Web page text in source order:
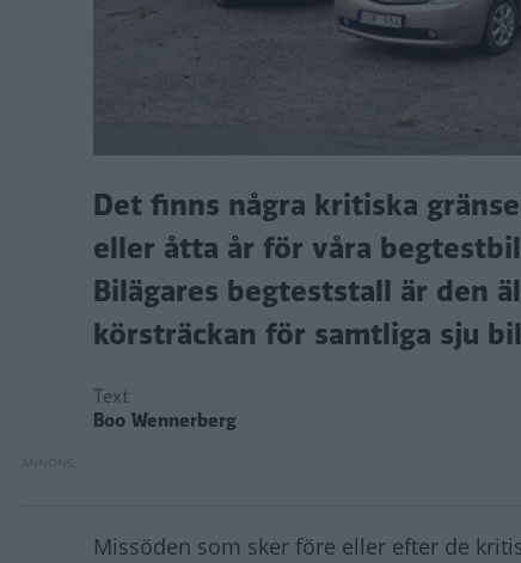
Det finns några kritiska
eller åtta år för våra
Bilägares begteststall är den
körsträckan för samtliga sju
Text
Boo Wennerberg
Missöden som sker före eller efter de